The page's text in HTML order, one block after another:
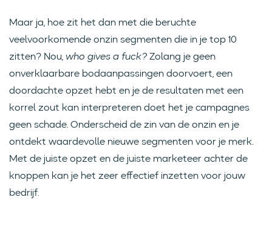
Maar ja, hoe zit het dan met die beruchte
veelvoorkomende onzin segmenten die in je top 10
zitten? Nou, who gives a fuck? Zolang je geen
onverklaarbare bodaanpassingen doorvoert, een
doordachte opzet hebt en je de resultaten met een
korrel zout kan interpreteren doet het je campagnes
geen schade. Onderscheid de zin van de onzin en je
ontdekt waardevolle nieuwe segmenten voor je merk.
Met de juiste opzet en de juiste marketeer achter de
knoppen kan je het zeer effectief inzetten voor jouw
bedrijf.